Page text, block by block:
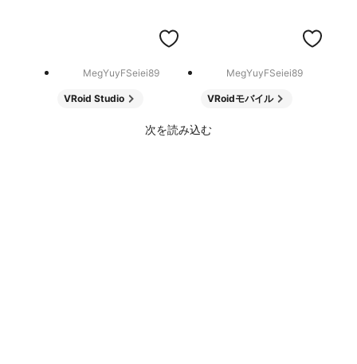
MegYuyFSeiei89
VRoid Studio
MegYuyFSeiei89
VRoidモバイル
次を読み込む